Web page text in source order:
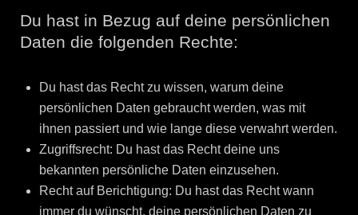
Du hast in Bezug auf deine persönlichen
Daten die folgenden Rechte:
Du hast das Recht zu wissen, warum deine
persönlichen Daten gebraucht werden, was mit
ihnen passiert und wie lange diese verwahrt werden.
Zugriffsrecht: Du hast das Recht deine uns
bekannten persönliche Daten einzusehen.
Recht auf Berichtigung: Du hast das Recht wann
immer du wünscht, deine persönlichen Daten zu